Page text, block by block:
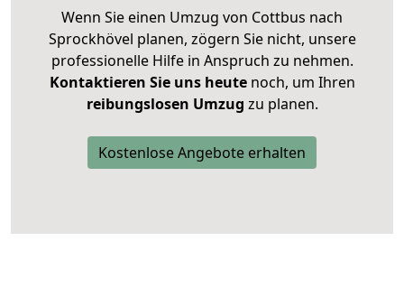
Wenn Sie einen Umzug von Cottbus nach
Sprockhövel planen, zögern Sie nicht, unsere
professionelle Hilfe in Anspruch zu nehmen.
Kontaktieren Sie uns heutenoch, um Ihren
reibungslosen Umzug zu planen.
Kostenlose Angebote erhalten